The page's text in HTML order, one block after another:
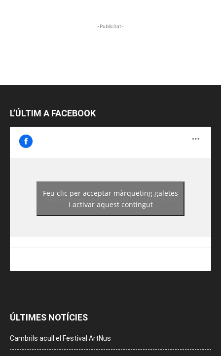
-Publicitat-
L’ÚLTIM A FACEBOOK
https://www.facebook.com/guiadereus/
Feu clic per acceptar màrqueting galetes
i activar aquest contingut
ÚLTIMES NOTÍCIES
Cambrils acull el Festival ArtNus